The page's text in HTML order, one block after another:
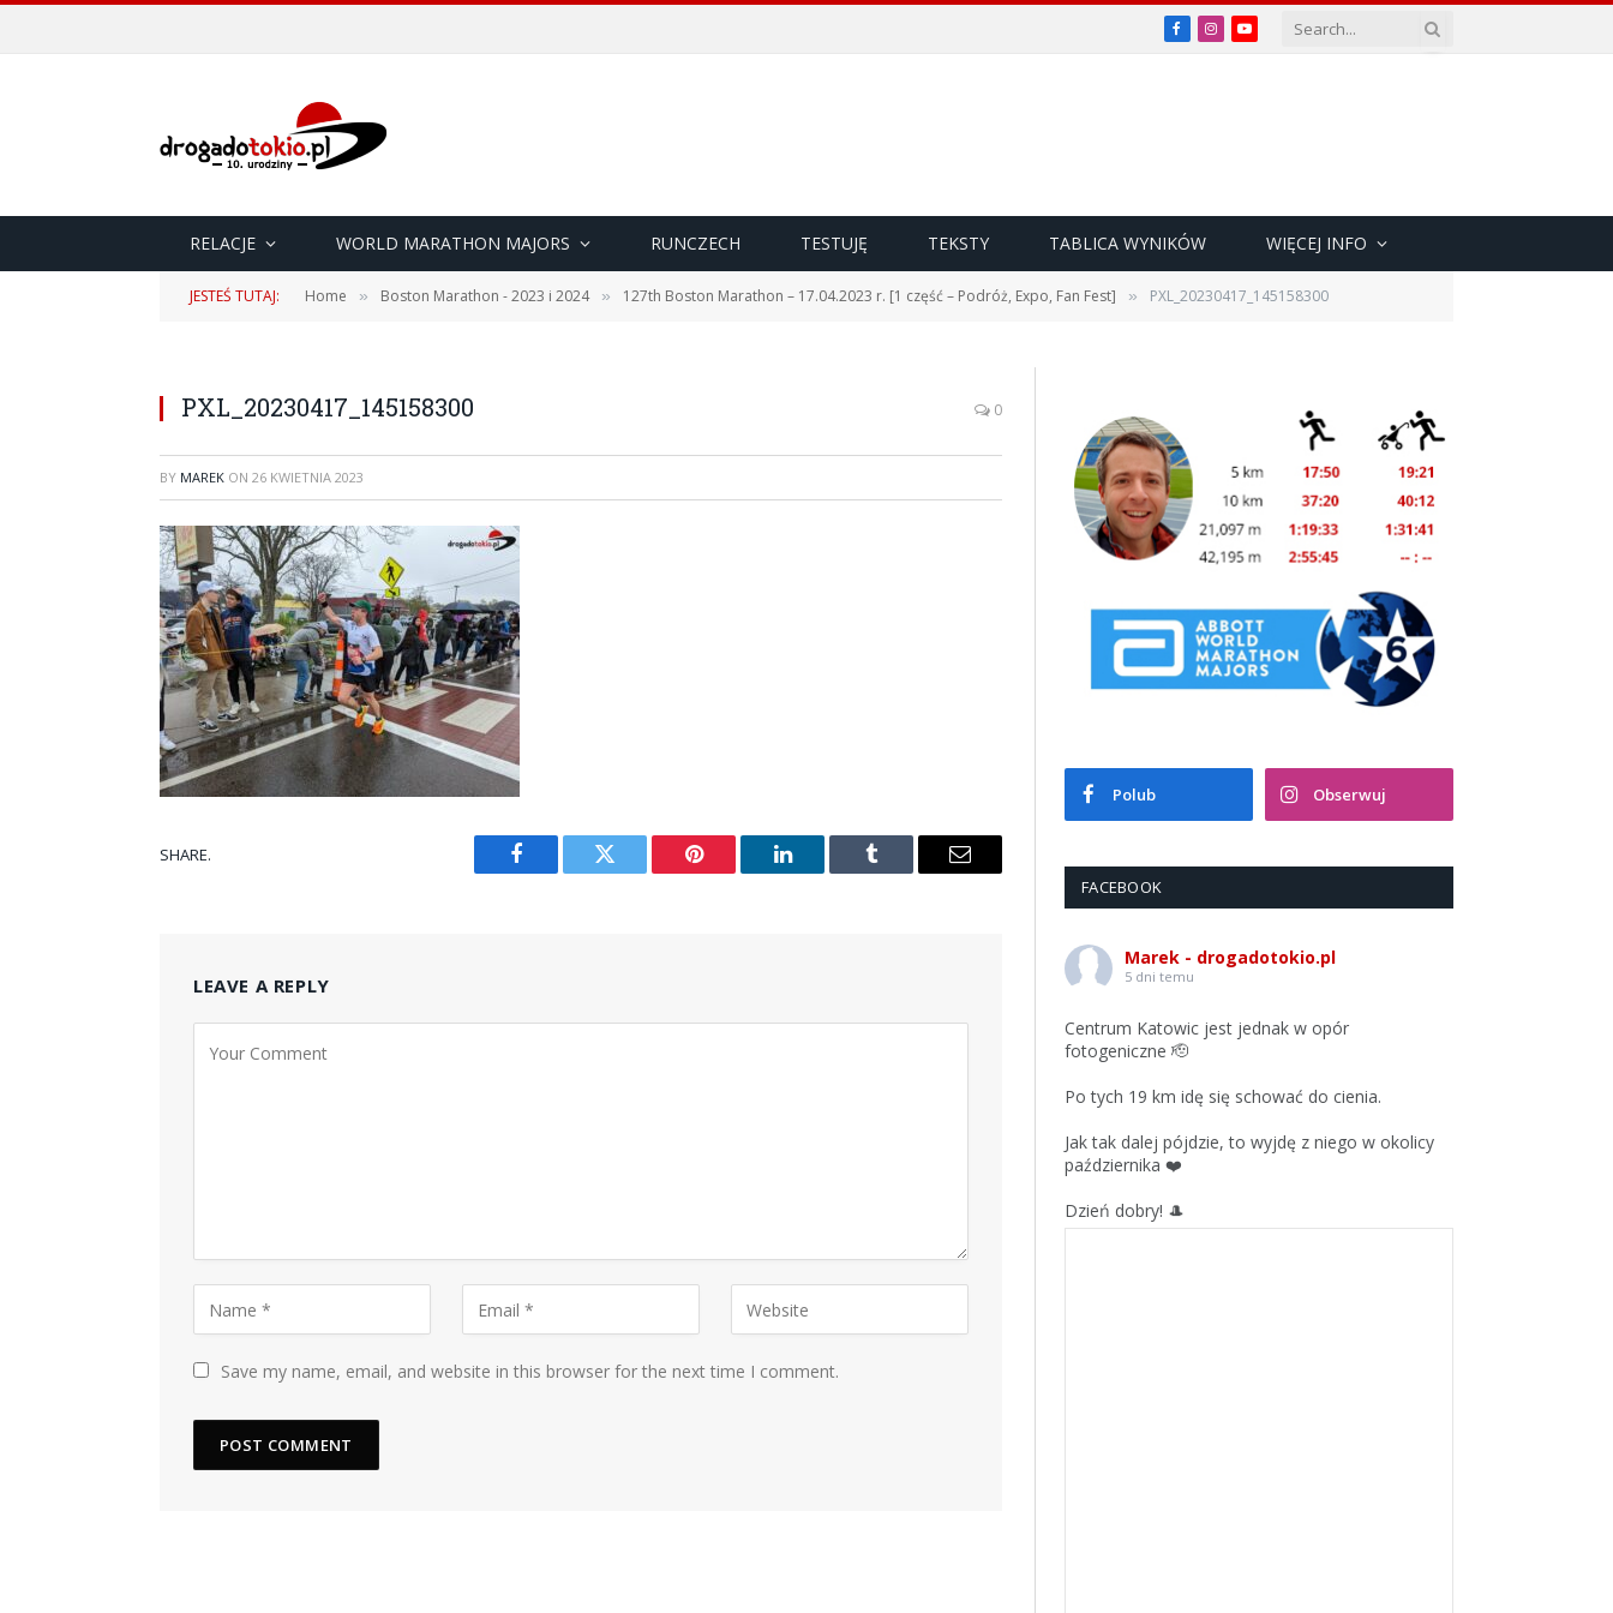
Facebook
InstagramYouTube
RELACJE WORLD MARATHON MAJORS RUNCZECH TESTUJĘ TEKSTY TABLICA WYNIKÓW WIĘCEJ INFO
JESTEŚ TUTAJ: Home » Boston Marathon - 2023 i 2024 » 127th Boston Marathon – 17.04.2023 r. [1 część – Podróż, Expo, Fan Fest] » PXL_20230417_145158300
PXL_20230417_145158300 0
BY MAREK ON 26 KWIETNIA 2023
SHARE.
Facebook Twitter Pinterest LinkedIn Tumblr Email
LEAVE A REPLY
Save my name, email, and website in this browser for the next time I comment.
Polub Obserwuj
FACEBOOK
Marek - drogadotokio.pl
5 dni temu
Centrum Katowic jest jednak w opór
fotogeniczne 🫡
Po tych 19 km idę się schować do cienia.
Jak tak dalej pójdzie, to wyjdę z niego w okolicy
października ❤️
Dzień dobry! 🎩